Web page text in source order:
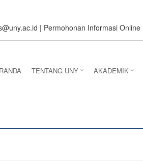
| Permohonan Informasi Online
TENTANG UNY AKADEMIK